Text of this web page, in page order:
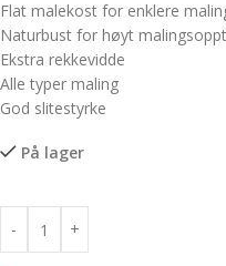
Flat malekost for enklere
Naturbust for høyt
Ekstra rekkevidde
Alle typer maling
God slitestyrke
På lager